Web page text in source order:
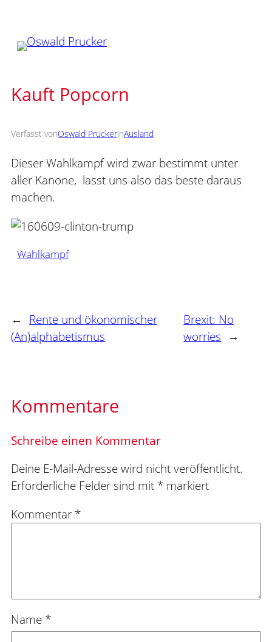
springen
Kauft Popcorn
Verfasst vonOswald PruckerinAusland
Dieser Wahlkampf wird zwar bestimmt unter
aller Kanone, lasst uns also das beste daraus
machen.
Wahlkampf
←
Rente und ökonomischer
(An)alphabetismus
Brexit: No
worries →
Kommentare
Schreibe einen Kommentar
Deine E-Mail-Adresse wird nicht veröffentlicht.
Erforderliche Felder sind mit * markiert
Kommentar *
Name *